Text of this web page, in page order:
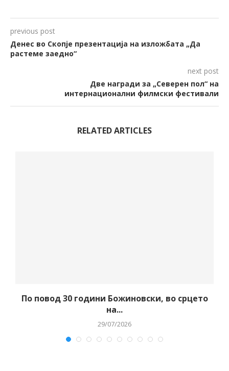
previous post
Денес во Скопје презентација на изложбата „Да
растеме заедно“
next post
Две награди за „Северен пол“ на
интернационални филмски фестивали
RELATED ARTICLES
По повод 30 години Божиновски, во срцето
на...
29/07/2026